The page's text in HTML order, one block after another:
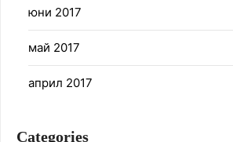
юни 2017
май 2017
април 2017
Categories